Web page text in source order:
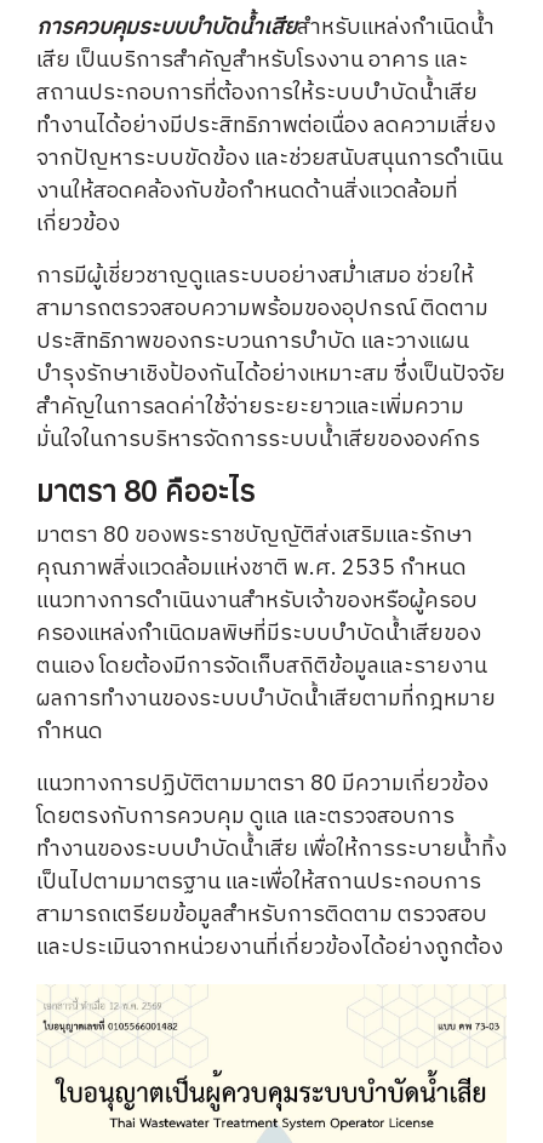
การควบคุมระบบบำบัดน้ำเสียสำหรับแหล่งกำเนิดน้ำ
เสีย เป็นบริการสำคัญสำหรับโรงงาน อาคาร และ
สถานประกอบการที่ต้องการให้ระบบบำบัดน้ำเสีย
ทำงานได้อย่างมีประสิทธิภาพต่อเนื่อง ลดความเสี่ยง
จากปัญหาระบบขัดข้อง และช่วยสนับสนุนการดำเนิน
งานให้สอดคล้องกับข้อกำหนดด้านสิ่งแวดล้อมที่
เกี่ยวข้อง
การมีผู้เชี่ยวชาญดูแลระบบอย่างสม่ำเสมอ ช่วยให้
สามารถตรวจสอบความพร้อมของอุปกรณ์ ติดตาม
ประสิทธิภาพของกระบวนการบำบัด และวางแผน
บำรุงรักษาเชิงป้องกันได้อย่างเหมาะสม ซึ่งเป็นปัจจัย
สำคัญในการลดค่าใช้จ่ายระยะยาวและเพิ่มความ
มั่นใจในการบริหารจัดการระบบน้ำเสียขององค์กร
มาตรา 80 คืออะไร
มาตรา 80 ของพระราชบัญญัติส่งเสริมและรักษา
คุณภาพสิ่งแวดล้อมแห่งชาติ พ.ศ. 2535 กำหนด
แนวทางการดำเนินงานสำหรับเจ้าของหรือผู้ครอบ
ครองแหล่งกำเนิดมลพิษที่มีระบบบำบัดน้ำเสียของ
ตนเอง โดยต้องมีการจัดเก็บสถิติข้อมูลและรายงาน
ผลการทำงานของระบบบำบัดน้ำเสียตามที่กฎหมาย
กำหนด
แนวทางการปฏิบัติตามมาตรา 80 มีความเกี่ยวข้อง
โดยตรงกับการควบคุม ดูแล และตรวจสอบการ
ทำงานของระบบบำบัดน้ำเสีย เพื่อให้การระบายน้ำทิ้ง
เป็นไปตามมาตรฐาน และเพื่อให้สถานประกอบการ
สามารถเตรียมข้อมูลสำหรับการติดตาม ตรวจสอบ
และประเมินจากหน่วยงานที่เกี่ยวข้องได้อย่างถูกต้อง